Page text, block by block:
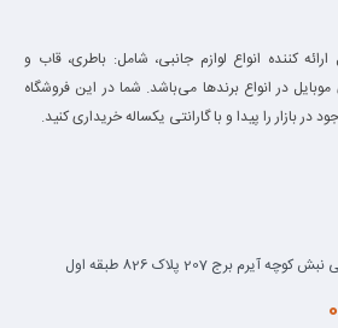
کننده انواع لوازم جانبی، شامل: باطری، قاب و
در انواع برند‌ها می‌باشد. شما در این فروشگاه
بازار را پیدا و با گارانتی یکساله خریداری کنید.
برج 207 پلاک 826 طبقه اول